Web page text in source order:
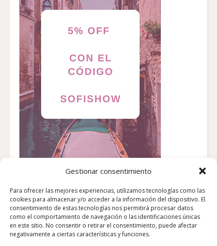
Gestionar consentimiento
Para ofrecer las mejores experiencias, utilizamos tecnologías como las
cookies para almacenar y/o acceder a la información del dispositivo. El
consentimiento de estas tecnologías nos permitirá procesar datos
como el comportamiento de navegación o las identificaciones únicas
en este sitio. No consentir o retirar el consentimiento, puede afectar
negativamente a ciertas características y funciones.